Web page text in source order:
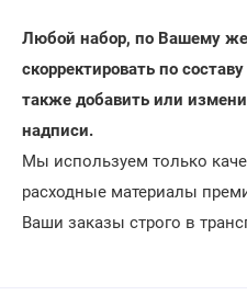
Любой набор, по Вашему
скорректировать по
также добавить или
надписи.
Мы используем только
расходные материалы
Ваши заказы строго в